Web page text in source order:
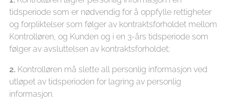
tidsperiode som er nødvendig for å oppfylle rettigheter
og forpliktelser som følger av kontraktsforholdet mellom
Kontrolløren, og Kunden og i en 3-års tidsperiode som
følger av avsluttelsen av kontraktsforholdet;
2. Kontrolløren må slette all personlig informasjon ved
utløpet av tidsperioden for lagring av personlig
informasjon.